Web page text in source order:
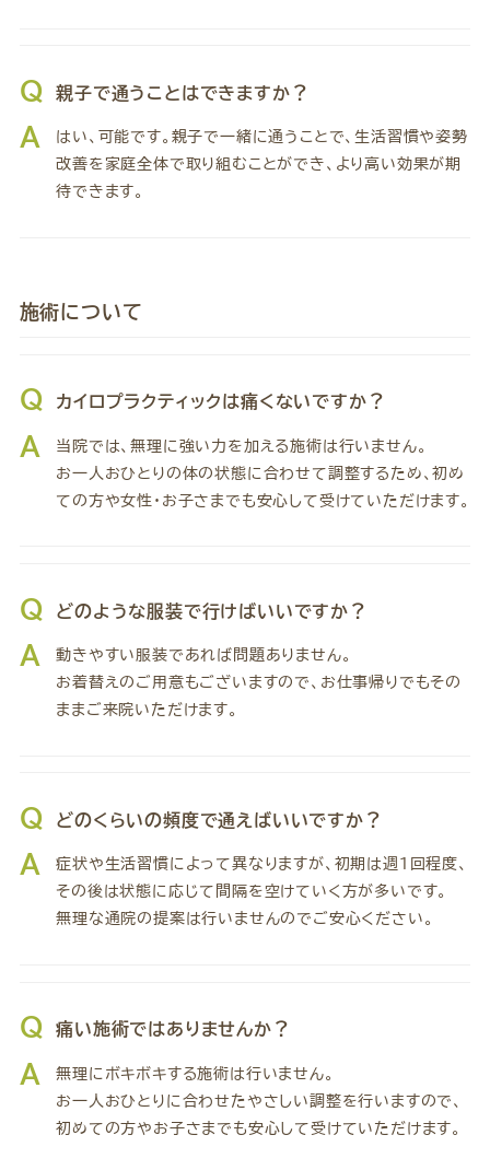
Q 親子で通うことはできますか？
A
はい、可能です。親子で一緒に通うことで、生活習慣や姿勢
改善を家庭全体で取り組むことができ、より高い効果が期
待できます。
施術について
Q カイロプラクティックは痛くないですか？
A
当院では、無理に強い力を加える施術は行いません。
お一人おひとりの体の状態に合わせて調整するため、初め
ての方や女性・お子さまでも安心して受けていただけます。
Q どのような服装で行けばいいですか？
A
動きやすい服装であれば問題ありません。
お着替えのご用意もございますので、お仕事帰りでもその
ままご来院いただけます。
Q どのくらいの頻度で通えばいいですか？
A
症状や生活習慣によって異なりますが、初期は週1回程度、
その後は状態に応じて間隔を空けていく方が多いです。
無理な通院の提案は行いませんのでご安心ください。
Q 痛い施術ではありませんか？
A
無理にボキボキする施術は行いません。
お一人おひとりに合わせたやさしい調整を行いますので、
初めての方やお子さまでも安心して受けていただけます。